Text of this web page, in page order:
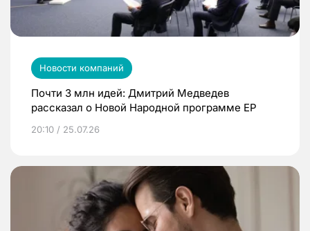
Новости компаний
Почти 3 млн идей: Дмитрий Медведев
рассказал о Новой Народной программе ЕР
20:10 / 25.07.26